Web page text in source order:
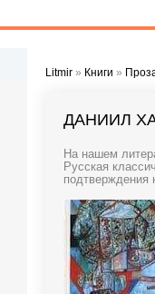
Litmir » Книги »
ДАНИИЛ
На нашем
Русская
подтверждения